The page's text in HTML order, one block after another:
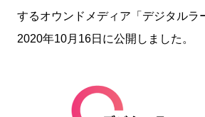
するオウンドメディア「デジタルラ
2020年10月16日に公開しました。